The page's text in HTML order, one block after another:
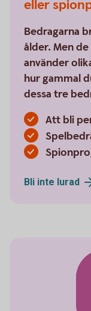
eller
Bedragarna
ålder. Men
använder
hur gammal
dessa tre
Att bli
Bli inte lurad